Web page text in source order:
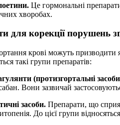
Це гормональні
хворобах.
для корекції порушень
крові можуть призводити
такі групи препаратів:
(протизгортальні
Вони зазвичай
засоби. Препарати, що
До цієї групи